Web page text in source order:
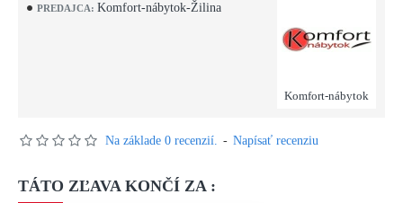
PREDAJCA: Komfort-nábytok-Žilina
Komfort-nábytok
Na základe 0 recenzií. - Napísať recenziu
TÁTO ZĽAVA KONČÍ ZA :